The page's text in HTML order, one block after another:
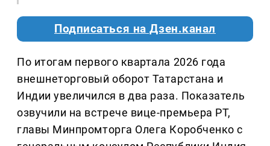
Подписаться на Дзен.канал
По итогам первого квартала 2026 года
внешнеторговый оборот Татарстана и
Индии увеличился в два раза. Показатель
озвучили на встрече вице-премьера РТ,
главы Минпромторга Олега Коробченко с